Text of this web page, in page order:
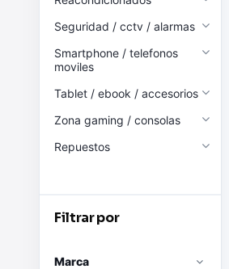
Seguridad / cctv / alarmas
Smartphone / telefonos
moviles
Tablet / ebook / accesorios
Zona gaming / consolas
Repuestos
Filtrar por
Marca